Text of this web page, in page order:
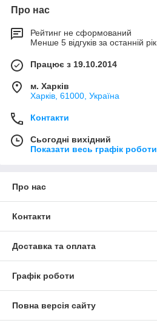
Про нас
Рейтинг не сформований
Менше 5 відгуків за останній рік
Працює з 19.10.2014
м. Харків
Харків, 61000, Україна
Контакти
Сьогодні вихідний
Показати весь графік роботи
Про нас
Контакти
Доставка та оплата
Графік роботи
Повна версія сайту